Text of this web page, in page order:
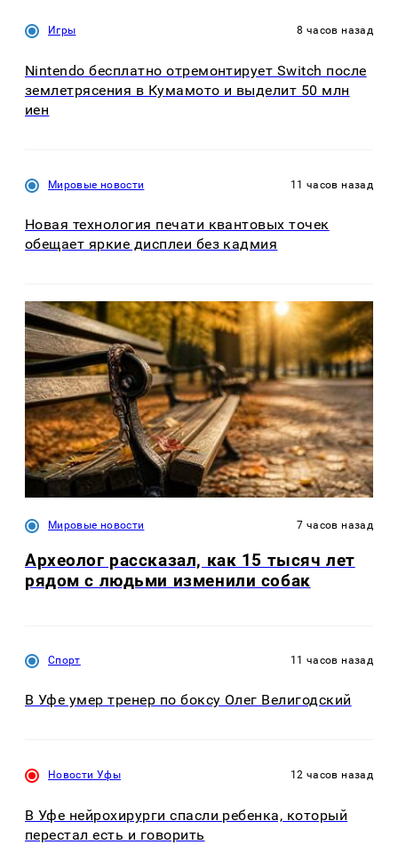
Игры 8 часов назад
Nintendo бесплатно отремонтирует Switch после
землетрясения в Кумамото и выделит 50 млн
иен
Мировые новости 11 часов назад
Новая технология печати квантовых точек
обещает яркие дисплеи без кадмия
Мировые новости 7 часов назад
Археолог рассказал, как 15 тысяч лет
рядом с людьми изменили собак
Спорт 11 часов назад
В Уфе умер тренер по боксу Олег Велигодский
Новости Уфы 12 часов назад
В Уфе нейрохирурги спасли ребенка, который
перестал есть и говорить